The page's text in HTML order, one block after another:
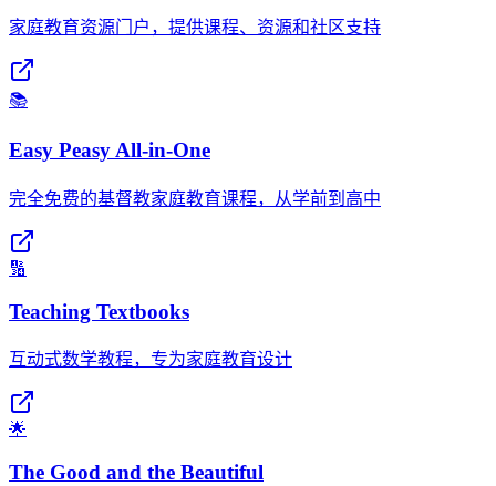
家庭教育资源门户，提供课程、资源和社区支持
📚
Easy Peasy All-in-One
完全免费的基督教家庭教育课程，从学前到高中
🔢
Teaching Textbooks
互动式数学教程，专为家庭教育设计
🌟
The Good and the Beautiful